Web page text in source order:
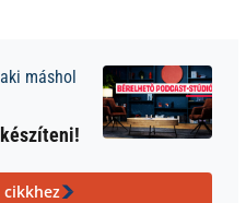
máshol
cikkhez